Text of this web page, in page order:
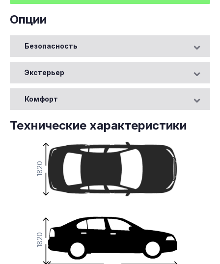
Опции
Безопасность
Экстерьер
Комфорт
Технические характеристики
1820
1820